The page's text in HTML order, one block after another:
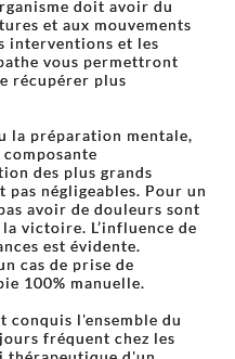
doit avoir du
et aux mouvements
interventions et les
vous permettront
récupérer plus
la préparation mentale,
des plus grands
pas négligeables. Pour un
avoir de douleurs sont
victoire. L’influence de
est évidente.
cas de prise de
100% manuelle.
conquis l'ensemble du
fréquent chez les